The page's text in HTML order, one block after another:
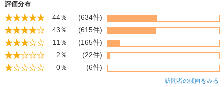
評価分布
44％
(634件)
43％
(615件)
11％
(165件)
2％
(22件)
0％
(6件)
訪問者の傾向をみる